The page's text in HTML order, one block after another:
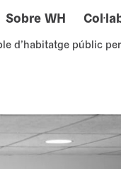
Sobre WH
d’habitatge públic